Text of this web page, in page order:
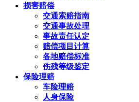
损害赔偿
交通索赔指南
交通事故处理
事故责任认定
赔偿项目计算
各地赔偿标准
伤残等级鉴定
保险理赔
车险理赔
人身保险